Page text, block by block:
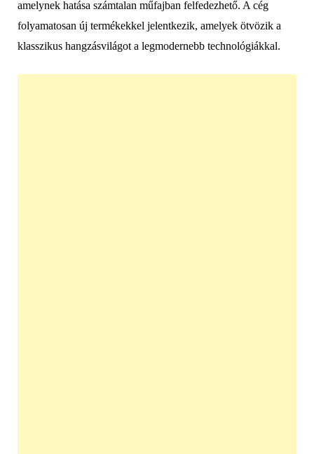
amelynek hatása számtalan műfajban felfedezhető. A cég
folyamatosan új termékekkel jelentkezik, amelyek ötvözik a
klasszikus hangzásvilágot a legmodernebb technológiákkal.